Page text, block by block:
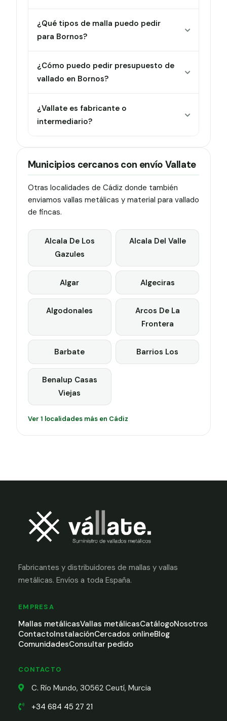
¿Qué tipos de malla puedo pedir
para Bornos?
¿Cómo puedo pedir presupuesto de
vallado en Bornos?
¿Vallate es fabricante o
intermediario?
Municipios cercanos con envío Vallate
Otras localidades de Cádiz donde también
enviamos vallas metálicas y material para vallado
de fincas.
Alcala De Los
Gazules
Alcala Del Valle
Algar Algeciras
Algodonales
Arcos De La
Frontera
Barbate Barrios Los
Benalup Casas
Viejas
Ver 1 localidades más en Cádiz
Fabricantes y distribuidores de mallas y vallas
metálicas. Envíos a toda España.
EMPRESA
Mallas metálicasVallas metálicasCatálogoNosotros
ContactoInstalaciónCercados onlineBlog
ComunidadesConsultar pedido
CONTACTO
C. Río Mundo, 30562 Ceutí, Murcia
+34 684 45 27 21